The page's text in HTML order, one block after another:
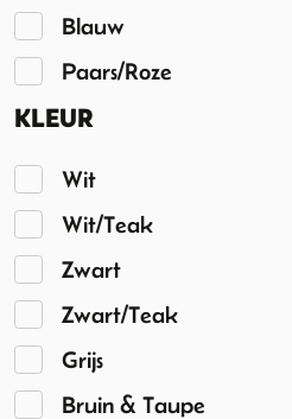
Blauw
Paars/Roze
KLEUR
Wit
Wit/Teak
Zwart
Zwart/Teak
Grijs
Bruin & Taupe